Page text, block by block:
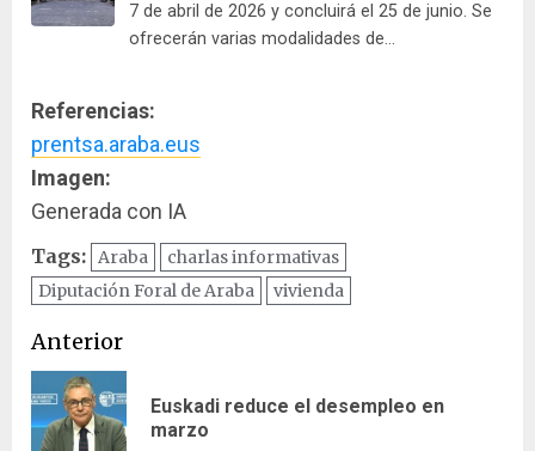
7 de abril de 2026 y concluirá el 25 de junio. Se
ofrecerán varias modalidades de…
Referencias:
prentsa.araba.eus
Imagen:
Generada con IA
Tags: Araba
charlas informativas
Diputación Foral de Araba
vivienda
Navegación
de
entradas
Anterior
Euskadi reduce el desempleo en
marzo